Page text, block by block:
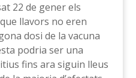
22 de gener els
llavors no eren
dosi de la vacuna
podria ser una
fins ara siguin lleus